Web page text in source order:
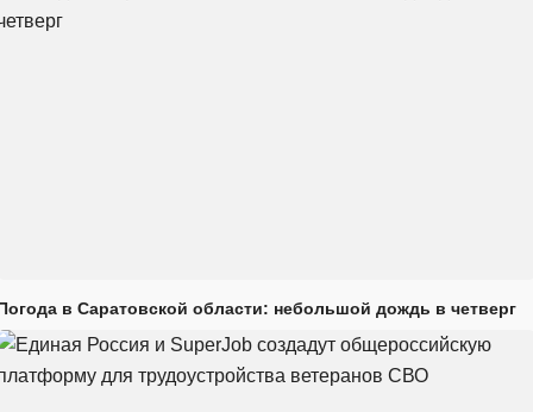
в Саратовской области: небольшой дождь в четверг